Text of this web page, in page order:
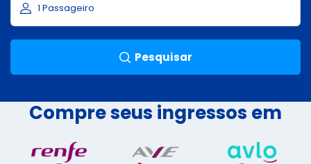
Pesquisar
Compre seus ingressos em